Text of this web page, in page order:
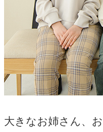
大きなお姉さん、